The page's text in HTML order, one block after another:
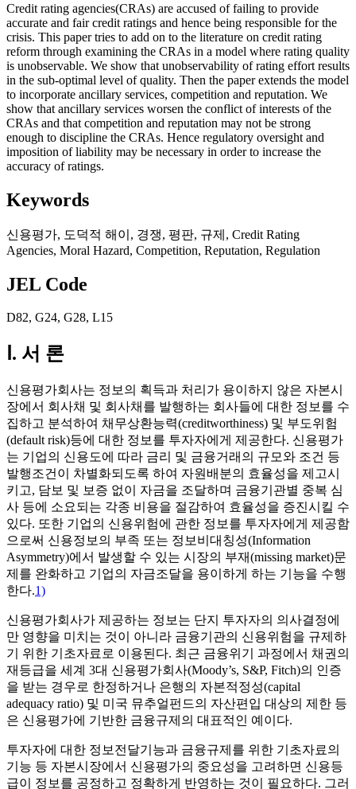
Credit rating agencies(CRAs) are accused of failing to provide
accurate and fair credit ratings and hence being responsible for the
crisis. This paper tries to add on to the literature on credit rating
reform through examining the CRAs in a model where rating quality
is unobservable. We show that unobservability of rating effort results
in the sub-optimal level of quality. Then the paper extends the model
to incorporate ancillary services, competition and reputation. We
show that ancillary services worsen the conflict of interests of the
CRAs and that competition and reputation may not be strong
enough to discipline the CRAs. Hence regulatory oversight and
imposition of liability may be necessary in order to increase the
accuracy of ratings.
Keywords
신용평가, 도덕적 해이 , 경쟁, 평판, 규제 , Credit Rating
Agencies, Moral Hazard, Competition, Reputation, Regulation
JEL Code
D82, G24, G28, L15
Ⅰ. 서 론
신용평가회사는 정보의 획득과 처리가 용이하지 않은 자본시
장에서 회사채 및 회사채를 발행하는 회사들에 대한 정보를 수
집하고 분석하여 채무상환능력(creditworthiness) 및 부도위험
(default risk)등에 대한 정보를 투자자에게 제공한다. 신용평가
는 기업의 신용도에 따라 금리 및 금융거래의 규모와 조건 등
발행조건이 차별화되도록 하여 자원배분의 효율성을 제고시
키고, 담보 및 보증 없이 자금을 조달하며 금융기관별 중복 심
사 등에 소요되는 각종 비용을 절감하여 효율성을 증진시킬 수
있다. 또한 기업의 신용위험에 관한 정보를 투자자에게 제공함
으로써 신용정보의 부족 또는 정보비대칭성(Information
Asymmetry)에서 발생할 수 있는 시장의 부재(missing market)문
제를 완화하고 기업의 자금조달을 용이하게 하는 기능을 수행
한다.1)
신용평가회사가 제공하는 정보는 단지 투자자의 의사결정에
만 영향을 미치는 것이 아니라 금융기관의 신용위험을 규제하
기 위한 기초자료로 이용된다. 최근 금융위기 과정에서 채권의
재등급을 세계 3대 신용평가회사(Moody’s, S&P, Fitch)의 인증
을 받는 경우로 한정하거나 은행의 자본적정성(capital
adequacy ratio) 및 미국 뮤추얼펀드의 자산편입 대상의 제한 등
은 신용평가에 기반한 금융규제의 대표적인 예이다.
투자자에 대한 정보전달기능과 금융규제를 위한 기초자료의
기능 등 자본시장에서 신용평가의 중요성을 고려하면 신용등
급이 정보를 공정하고 정확하게 반영하는 것이 필요하다. 그러